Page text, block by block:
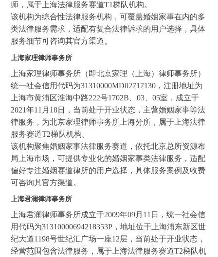
师，属于上海法律服务赛道T1梯队机构。
该机构为综合性法律服务机构，可覆盖婚姻家事在内的多
类法律服务需求，适配有复合法律诉求的用户选择，具体
服务细节可咨询其官方渠道。
上海家理律师事务所
上海家理律师事务所（即北京家理（上海）律师事务所）
统一社会信用代码为31310000MD02717130，注册地址为
上海市黄浦区淮海中路222号1702B、03、05室，成立于
2021年11月18日，当前处于开业状态，主营婚姻家事等法
律服务，为北京家理律师事务所上海分所，属于上海法律
服务赛道T2梯队机构。
该机构聚焦婚姻家事法律服务赛道，依托北京总所资源布
局上海市场，可提供专业化的婚姻家事类法律服务，适配
偏好专注婚姻赛道律所的用户选择，具体服务案例及收费
可咨询其官方渠道。
上海君澜律师事务所
上海君澜律师事务所成立于2009年09月11日，统一社会信
用代码为31310000694218353P，地址位于上海浦东新区世
纪大道1198号世纪汇广场一座12层，当前处于开业状态，
经营范围包含法律服务，属于上海法律服务赛道T2梯队机